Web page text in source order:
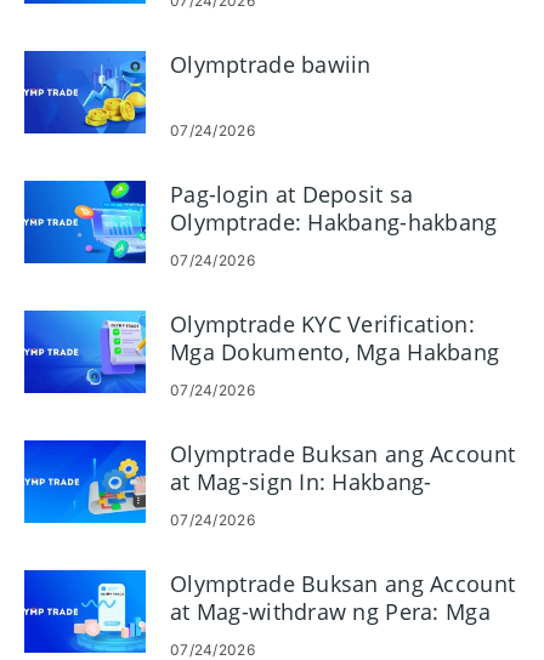
Olymptrade bawiin
07/24/2026
Pag-login at Deposit sa
Olymptrade: Hakbang-hakbang
na Pagpopondo at Mga
Limitasyon
07/24/2026
Olymptrade KYC Verification:
Mga Dokumento, Mga Hakbang
at Pag-apruba
07/24/2026
Olymptrade Buksan ang Account
at Mag-sign In: Hakbang-
hakbang na Pag-access
07/24/2026
Olymptrade Buksan ang Account
at Mag-withdraw ng Pera: Mga
Hakbang, Limitasyon, at Timing
07/24/2026